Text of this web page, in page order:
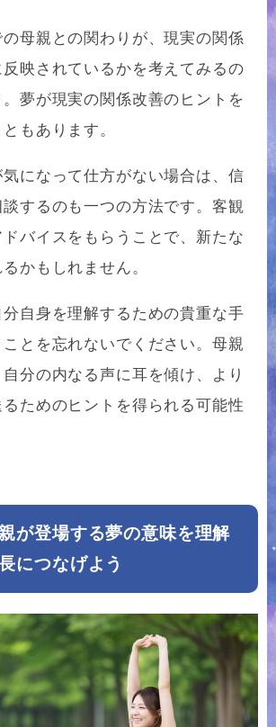
母親との関わりが、現実の関係
映されているかを考えてみるの
夢が現実の関係改善のヒントを
もあります。
になって仕方がない場合は、信
するのも一つの方法です。客観
バイスをもらうことで、新たな
かもしれません。
自身を理解するための貴重な手
とを忘れないでください。母親
分の内なる声に耳を傾け、より
ためのヒントを得られる可能性
が登場する夢の意味を理解
につなげよう